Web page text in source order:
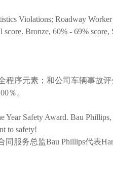
Violations; Roadway
Bronze, 60% - 69%
序元素；和公司车辆事故
％。
Safety Award. Bau
to safety!
服务总监Bau Phillips代表